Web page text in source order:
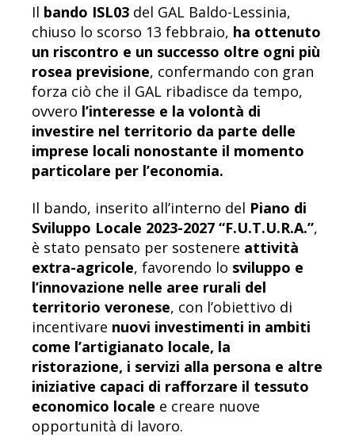
Il bando ISL03 del GAL Baldo-Lessinia,
chiuso lo scorso 13 febbraio, ha ottenuto
un riscontro e un successo oltre ogni più
rosea previsione, confermando con gran
forza ciò che il GAL ribadisce da tempo,
ovvero l’interesse e la volontà di
investire nel territorio da parte delle
imprese locali nonostante il momento
particolare per l’economia.
Il bando, inserito all’interno del Piano di
Sviluppo Locale 2023-2027 “F.U.T.U.R.A.”,
è stato pensato per sostenere attività
extra-agricole, favorendo lo sviluppo e
l’innovazione nelle aree rurali del
territorio veronese, con l’obiettivo di
incentivare nuovi investimenti in ambiti
come l’artigianato locale, la
ristorazione, i servizi alla persona e altre
iniziative capaci di rafforzare il tessuto
economico locale e creare nuove
opportunità di lavoro.